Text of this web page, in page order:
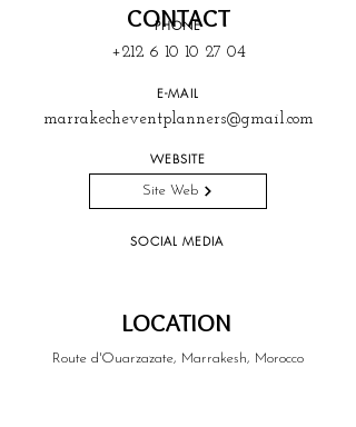
PHONE
CONTACT
+212 6 10 10 27 04
E-MAIL
marrakecheventplanners@gmail.com
WEBSITE
Site Web
SOCIAL MEDIA
LOCATION
Route d'Ouarzazate, Marrakesh, Morocco